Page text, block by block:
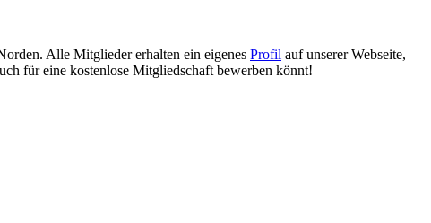
Alle Mitglieder erhalten ein eigenes Profil auf unserer Webseite,
für eine kostenlose Mitgliedschaft bewerben könnt!